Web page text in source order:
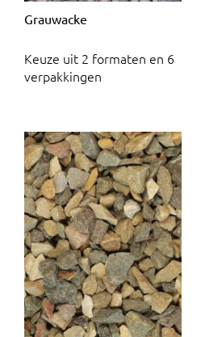
Grauwacke
Keuze uit 2 formaten en 6
verpakkingen